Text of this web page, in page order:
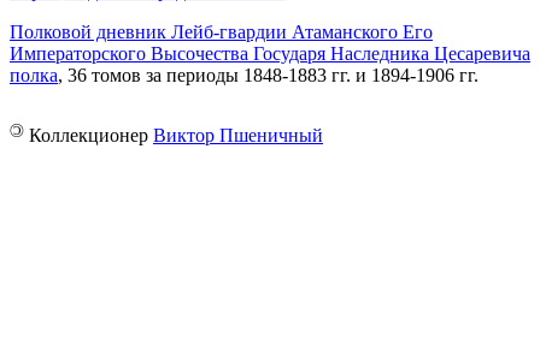
Полковой дневник Лейб-гвардии Атаманского Его
Императорского Высочества Государя Наследника Цесаревича
полка, 36 томов за периоды 1848-1883 гг. и 1894-1906 гг.
© Коллекционер Виктор Пшеничный